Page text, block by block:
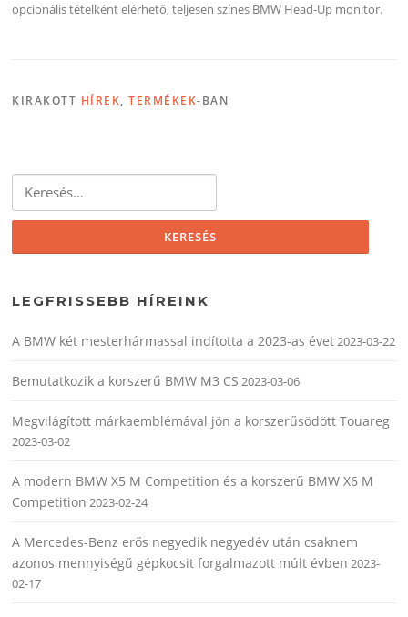
opcionális tételként elérhető, teljesen színes BMW Head-Up monitor.
KIRAKOTT HÍREK,TERMÉKEK-BAN
LEGFRISSEBB HÍREINK
A BMW két mesterhármassal indította a 2023-as évet2023-03-22
Bemutatkozik a korszerű BMW M3 CS 2023-03-06
Megvilágított márkaemblémával jön a korszerűsödött Touareg
2023-03-02
A modern BMW X5 M Competition és a korszerű BMW X6 M
Competition 2023-02-24
A Mercedes-Benz erős negyedik negyedév után csaknem
azonos mennyiségű gépkocsit forgalmazott múlt évben 2023-
02-17